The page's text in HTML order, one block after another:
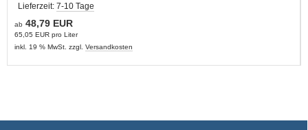
Lieferzeit: 7-10 Tage
ab 48,79 EUR
65,05 EUR pro Liter
inkl. 19 % MwSt. zzgl. Versandkosten